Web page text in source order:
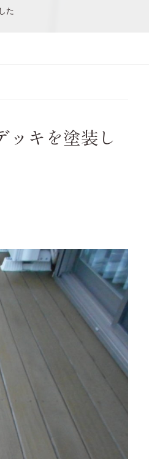
た
ッキを塗装し